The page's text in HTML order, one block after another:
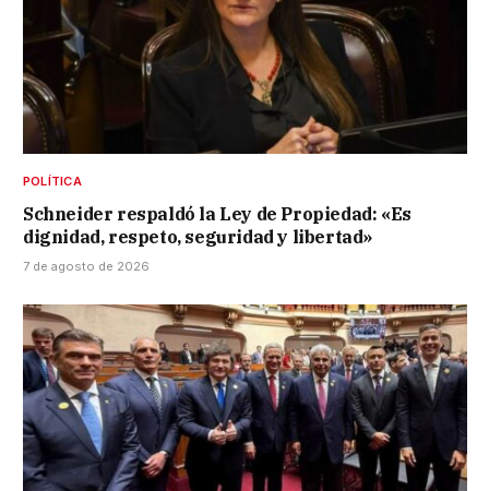
POLÍTICA
Schneider respaldó la Ley de Propiedad: «Es
dignidad, respeto, seguridad y libertad»
7 de agosto de 2026